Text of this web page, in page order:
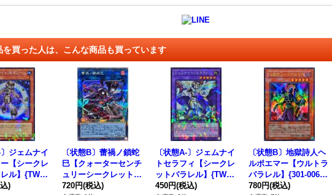
を買った人は、こんな商品も買っています
〕ジェムナイ
【シークレ
ル】{TW02
モンスタ
)
〔状態B〕蕾禍ノ鎖蛇
巳【クォーターセンチ
ュリーシークレット】
{LEDE-JP049}《リン
720円(税込)
〔状態A-〕ジェムナイ
トセラフィ【シークレ
ットパラレル】{TW02
-JP062}《融合》
450円(税込)
〔状態B〕地獄詩人ヘ
ルポエマー【ウルトラ
パラレル】{301-006}
《モンスター》
780円(税込)